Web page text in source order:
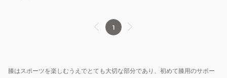
1
膝はスポーツを楽しむうえでとても大切な部分であり、初めて膝用のサポー